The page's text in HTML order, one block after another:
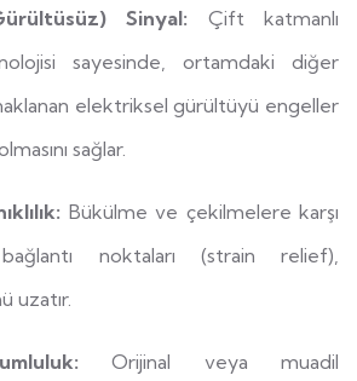
Sinyal: Çift katmanlı
sayesinde, ortamdaki diğer
elektriksel gürültüyü engeller
sağlar.
Bükülme ve çekilmelere karşı
noktaları (strain relief),
uzatır.
Orijinal veya muadil